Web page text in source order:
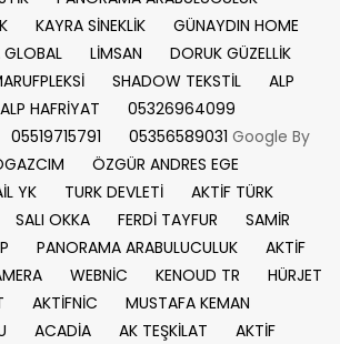
KAYRA SİNEKLİK
GÜNAYDIN HOME
LİMSAN
DORUK GÜZELLİK
SHADOW TEKSTİL
ALP
HAFRİYAT
05326964099
05519715791 05356589031 Google By
ÖZGÜR ANDRES EGE
YK TURK DEVLETİ
AKTİF TÜRK
SALI OKKA FERDİ TAYFUR
SAMİR
PANORAMA ARABULUCULUK
AKTİF
WEBNİC KENOUD TR
HÜRJET
AKTİFNİC
MUSTAFA KEMAN
ACADİA AK TEŞKİLAT
AKTİF